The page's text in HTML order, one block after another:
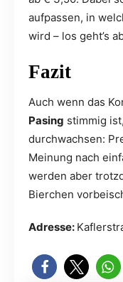
aufpassen, in
wird – los geht’s
Fazit
Auch wenn das
Pasing stimmig
durchwachsen:
Meinung nach
werden aber
Bierchen
Adresse: